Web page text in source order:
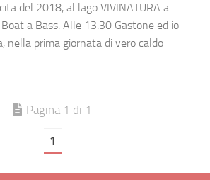
del 2018, al lago VIVINATURA a
a Bass. Alle 13.30 Gastone ed io
nella prima giornata di vero caldo
Pagina 1 di 1
1